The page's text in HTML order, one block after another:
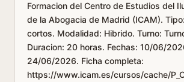
Formacion del Centro de Estudios del
de la Abogacia de Madrid (ICAM).
cortos. Modalidad: Hibrido. Turno:
Duracion: 20 horas. Fechas: 10/06/
24/06/2026. Ficha completa:
https://www.icam.es/cursos/cache/